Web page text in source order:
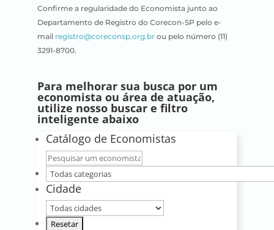
Confirme a regularidade do Economista junto ao
Departamento de Registro do Corecon-SP pelo e-
mail registro@coreconsp.org.brou pelo número (11)
3291-8700.
Para melhorar sua busca por um
economista ou área de atuação,
utilize nosso buscar e filtro
inteligente abaixo
Catálogo de Economistas
Nome
do
economista
Todas
categorias
Cidade
Sua
cidade